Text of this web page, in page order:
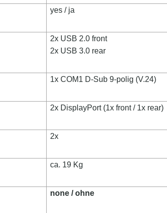
yes / ja
2x USB 2.0 front
2x USB 3.0 rear
1x COM1 D-Sub 9-polig (V.24)
2x DisplayPort (1x front / 1x rear)
2x
ca. 19 Kg
none / ohne